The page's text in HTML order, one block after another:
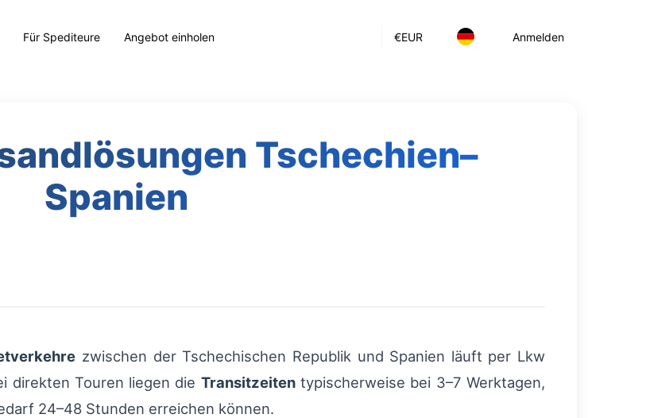
€EUR Anmelden
Für Spediteure Angebot einholen
Tschechien–
Spanien
zwischen der Tschechischen Republik und Spanien läuft per Lkw
direkten Touren liegen die Transitzeitentypischerweise bei 3–7 Werktagen,
24–48 Stunden erreichen können.